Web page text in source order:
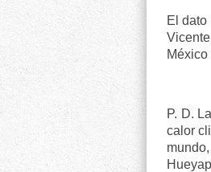
El
P. D.
calor